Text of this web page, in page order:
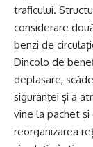
traficului.
considerare
benzi de
Dincolo de
deplasare,
siguranței și a
vine la pachet
reorganizarea